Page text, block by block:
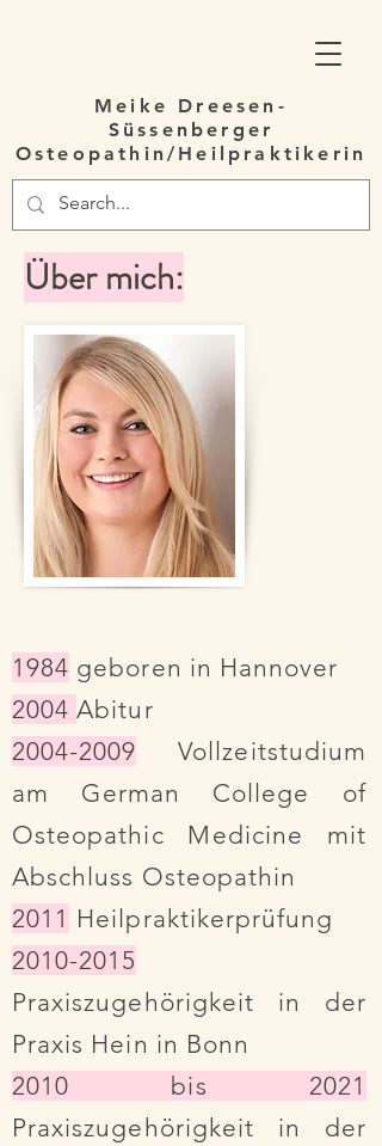
Meike Dreesen-
Süssenberger
Osteopathin/Heilpraktikerin
Über mich:
1984 geboren in Hannover
2004Abitur
2004-2009 Vollzeitstudium
am German College of
Osteopathic Medicine mit
Abschluss Osteopathin
2011 Heilpraktikerprüfung
2010-2015
Praxiszugehörigkeit in der
Praxis Hein in Bonn
2010 bis 2021
Praxiszugehörigkeit in der